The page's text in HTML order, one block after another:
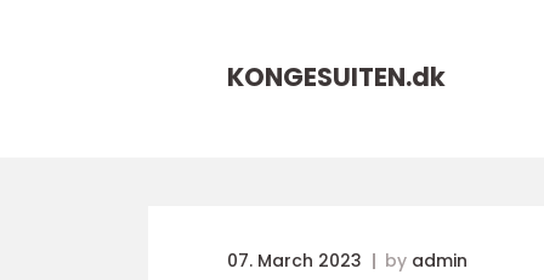
KONGESUITEN.dk
07. March 2023 by admin